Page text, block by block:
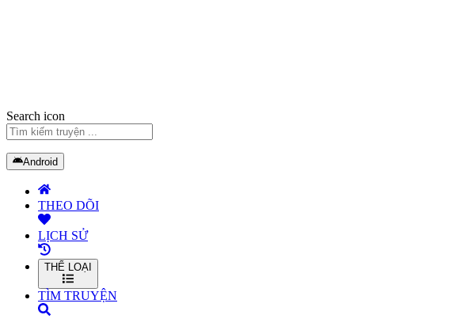
Search icon
Android
THEO DÕI
LỊCH SỬ
THỂ LOẠI
TÌM TRUYỆN